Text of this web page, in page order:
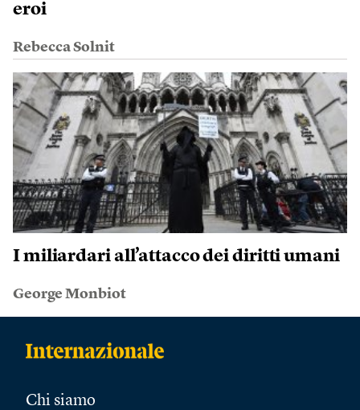
eroi
Rebecca Solnit
I miliardari all’attacco dei diritti umani
George Monbiot
Chi siamo